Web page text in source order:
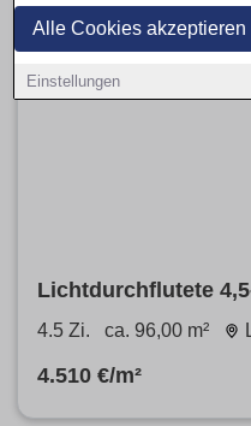
Alle Cookies akzeptieren
Einstellungen
Lichtdurchflutete
LB-Poppenweiler
4.5 Zi. ca. 96,00 m²
4.510 €/m²